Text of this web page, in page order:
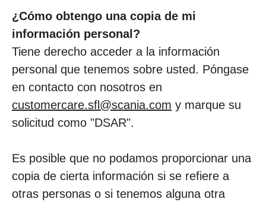
¿Cómo obtengo una copia de mi
información personal?
Tiene derecho acceder a la información
personal que tenemos sobre usted. Póngase
en contacto con nosotros en
customercare.sfl@scania.com y marque su
solicitud como "DSAR".
Es posible que no podamos proporcionar una
copia de cierta información si se refiere a
otras personas o si tenemos alguna otra